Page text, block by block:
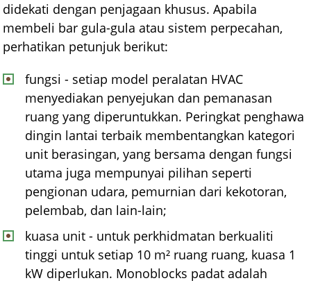
didekati dengan penjagaan khusus. Apabila
membeli bar gula-gula atau sistem perpecahan,
perhatikan petunjuk berikut:
fungsi - setiap model peralatan HVAC
menyediakan penyejukan dan pemanasan
ruang yang diperuntukkan. Peringkat penghawa
dingin lantai terbaik membentangkan kategori
unit berasingan, yang bersama dengan fungsi
utama juga mempunyai pilihan seperti
pengionan udara, pemurnian dari kekotoran,
pelembab, dan lain-lain;
kuasa unit - untuk perkhidmatan berkualiti
tinggi untuk setiap 10 m² ruang ruang, kuasa 1
kW diperlukan. Monoblocks padat adalah